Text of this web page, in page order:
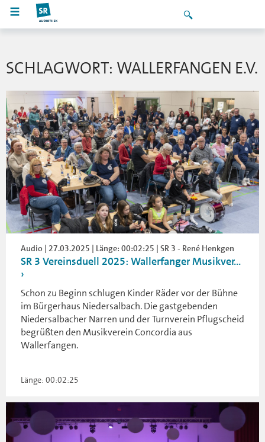
SCHLAGWORT: WALLERFANGEN E.V.
Audio | 27.03.2025 | Länge: 00:02:25 | SR 3 - René Henkgen
SR 3 Vereinsduell 2025: Wallerfanger Musikver...
Schon zu Beginn schlugen Kinder Räder vor der Bühne
im Bürgerhaus Niedersalbach. Die gastgebenden
Niedersalbacher Narren und der Turnverein Pflugscheid
begrüßten den Musikverein Concordia aus
Wallerfangen.
Länge: 00:02:25